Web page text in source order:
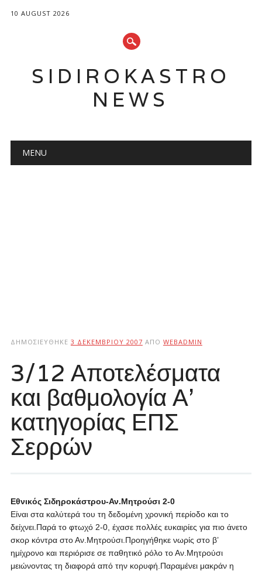
10 AUGUST 2026
SIDIROKASTRO
NEWS
Main menu
MENU
ΔΗΜΟΣΙΕΎΘΗΚΕ 3 ΔΕΚΕΜΒΡΊΟΥ 2007 ΑΠΌ WEBADMIN
3/12 Αποτελέσματα
και βαθμολογία Α’
κατηγορίας ΕΠΣ
Σερρών
Εθνικός Σιδηροκάστρου-Αν.Μητρούσι 2-0
Είναι στα καλύτερά του τη δεδομένη χρονική περίοδο και το
δείχνει.Παρά το φτωχό 2-0, έχασε πολλές ευκαιρίες για πιο άνετο
σκορ κόντρα στο Αν.Μητρούσι.Προηγήθηκε νωρίς στο β’
ημίχρονο και περιόρισε σε παθητικό ρόλο το Αν.Μητρούσι
μειώνοντας τη διαφορά από την κορυφή.Παραμένει μακράν η